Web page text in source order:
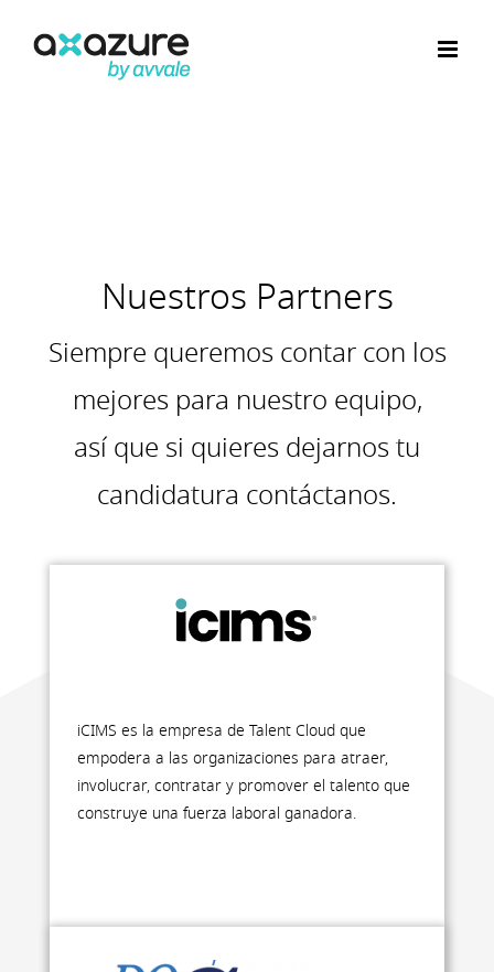
Nuestros Partners
Siempre queremos contar con los
mejores para nuestro equipo,
así que si quieres dejarnos tu
candidatura contáctanos.
iCIMS es la empresa de Talent Cloud que
empodera a las organizaciones para atraer,
involucrar, contratar y promover el talento que
construye una fuerza laboral ganadora.